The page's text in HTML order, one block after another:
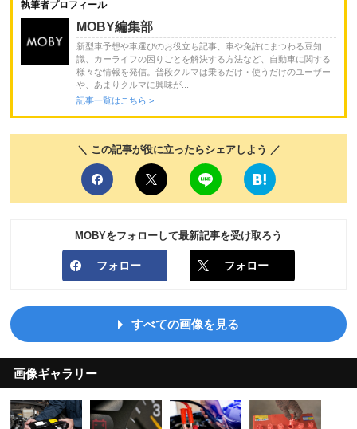
執筆者プロフィール
MOBY編集部
新型車予想や車選びのお役立ち記事、車や免許にまつわる豆知
識、カーライフの困りごとを解決する方法など、自動車に関する
様々な情報を発信。普段クルマは乗るだけ・使うだけのユーザー
や、あまりクルマに興味が...
記事一覧はこちら >
＼ この記事が役に立ったらシェアしよう ／
MOBYをフォローして最新記事を受け取ろう
フォロー フォロー
すべての画像を見る
画像ギャラリー